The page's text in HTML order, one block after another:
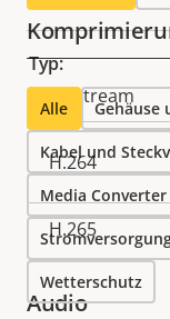
Zipstream
H.264
H.265
Audio
Typ:
Alle Gehäuse
Kabel und
Media Converter
Wetterschutz